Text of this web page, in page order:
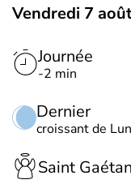
Vendredi 7
Journée
-2 min
Dernier
croissant de
Saint Gaétan